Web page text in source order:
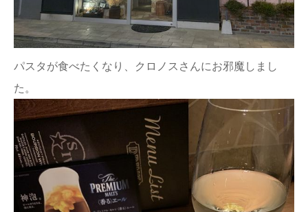
パスタが食べたくなり、クロノスさんにお邪魔しまし
た。